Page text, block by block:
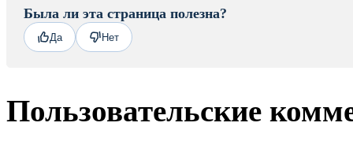
Была ли эта страница полезна?
Да Нет
Пользовательские